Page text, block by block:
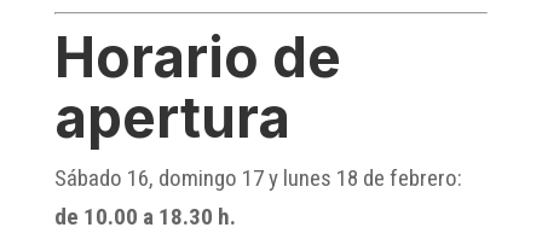
Horario de
apertura
Sábado 16, domingo 17 y lunes 18 de febrero:
de 10.00 a 18.30 h.